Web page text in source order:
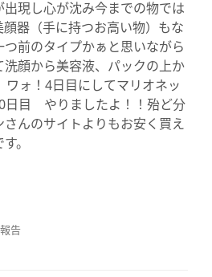
現し心が沈み今までの物では
器（手に持つお高い物）もな
前のタイプかぁと思いながら
顔から美容液、パックの上か
ワォ！4日目にしてマリオネッ
日目 やりましたよ！！殆ど分
んのサイトよりもお安く買え
。
告